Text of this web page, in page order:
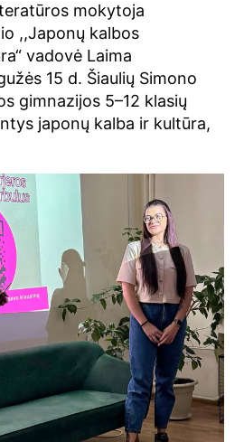
mokytoja
,,Japonų kalbos
vadovė Laima
15 d. Šiaulių Simono
gimnazijos 5–12 klasių
japonų kalba ir kultūra,